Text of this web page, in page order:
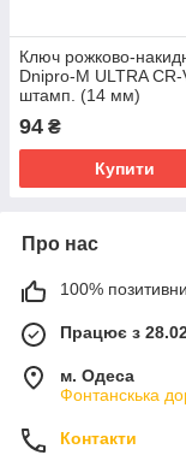
Ключ рожково-
Dnipro-M ULTRA CR-
штамп. (14 мм)
94 ₴
Купити
Про нас
100%
Працює з
м. Одеса
Фонтанскька
Контакти